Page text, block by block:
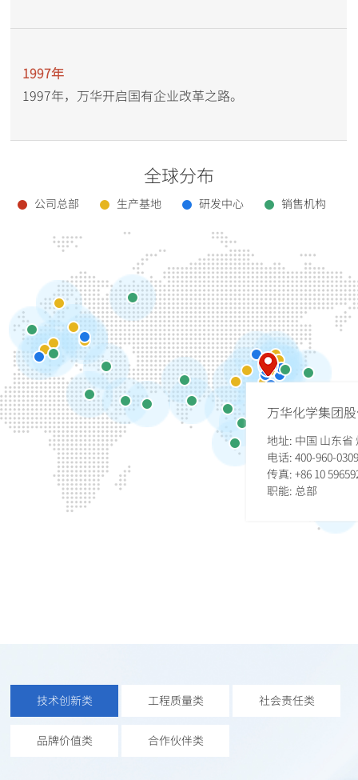
1997年
1997年，万华开启国有企业改革之路。
2002年
通过对老装置改造，MDI产能达到10万吨/年。
16万吨/年MDI工程在宁波大榭开始建设。
2004年
万华成为国内化工领域率先引进美国杜邦安全管理体系
的公司，从严提出“零伤害，零事故，零排放，建设花
园式工厂“的HSE目标。
2005年
宁波16万吨/年MDI装置一次性投料试车成功，同期，万
华在中东、俄罗斯、日本、美国、欧洲设立分公司和办
事处，实施全球化布局。
2014年
万华烟台工业园老厂搬迁60万吨/年异氰酸酯一体化项
目全线一次性投产成功并生产出合格的MDI产品。
PO/AE一体化项目全线投产并生产出合格产品，涂料和
特种化学品装置陆续投产，万华烟台工业园一期工程全
业平台。
2017年
万华珠海项目整体一次性试车成功。同期，万华烟台工
业园二期项目涵盖百万吨乙烯项目、PC等20余项高附加
值化工新材料项目开始建设。
2017年
万华北美技术中心投入使用，实现万华全球研发机构布
2019年
全球分布
公司总部 生产基地 研发中心 销售机构
万华化学集团
地址: 中国 山东省
电话: 400-960-0309
传真: +86 10
职能: 总部
技术创新类 工程质量类 社会责任类
品牌价值类 合作伙伴类